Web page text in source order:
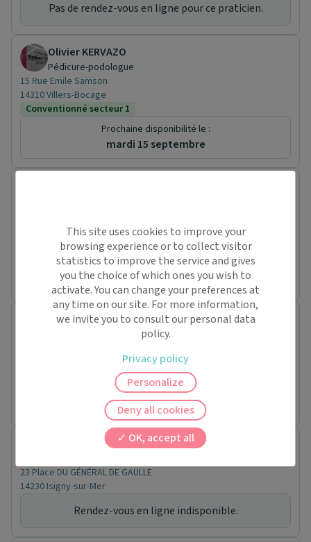
Pas de rendez-vous en ligne pour ce praticien.
Olivier KERVAZO
Pédicure-podologue
15 Rue Emile Samson
14310 Villers-Bocage
Conventionné secteur 1
Prochaine disponibilité le :
mardi 15 septembre
14830 Langrune-sur-Mer
Conventionné
Prochaine disponibilité le :
samedi 5 septembre
Pont d'Ouilly - Pôle de Santé
Pédicure-podologue (1)
Pas de rendez-vous en ligne pour ce praticien.
MYRIAM PLANCON
23 Place DU GÉNÉRAL DE GAULLE
14230 Isigny-sur-Mer
Rendez-vous en ligne indisponible.
This site uses cookies to improve your
browsing experience or to collect visitor
statistics to improve the service and gives
you the choice of which ones you wish to
activate. You can change your preferences at
any time on our site. For more information,
we invite you to consult our personal data
policy.
OK, accept all
Deny all cookies
Personalize
Privacy policy